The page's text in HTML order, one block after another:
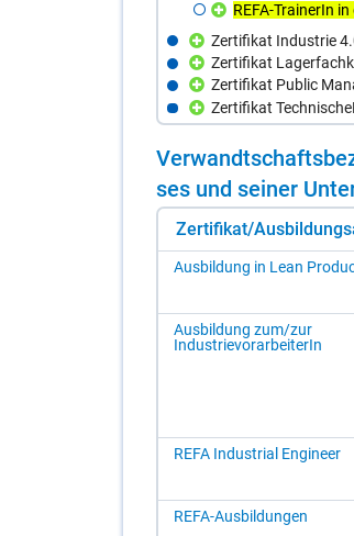
REFA-TrainerIn
Zertifikat Industrie
Zertifikat
Zertifikat Public
Zertifikat
ses und sei­ner
Zertifikat/
Ausbildung in Lean
Ausbildung zum/zur
IndustrievorarbeiterIn
REFA Industrial Engineer
REFA-Ausbildungen